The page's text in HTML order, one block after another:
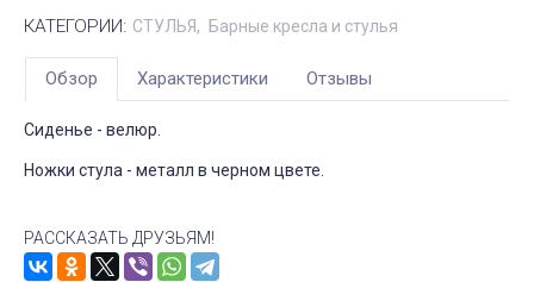
КАТЕГОРИИ: СТУЛЬЯ Барные кресла и стулья
Обзор Характеристики Отзывы
Сиденье - велюр.
Ножки стула - металл в черном цвете.
РАССКАЗАТЬ ДРУЗЬЯМ!